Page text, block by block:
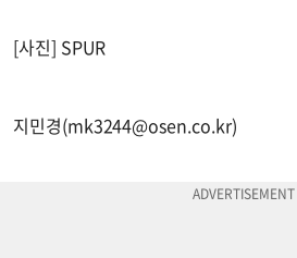
[사진] SPUR
지민경(mk3244@osen.co.kr)